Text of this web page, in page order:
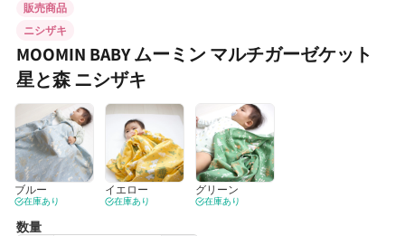
で
ィ
ア
(1)
を
開
く
販売商品
ニシザキ
MOOMIN BABY ムーミン マルチガーゼケット
星と森 ニシザキ
ブルー
在庫あり
イエロー
在庫あり
グリーン
在庫あり
数量